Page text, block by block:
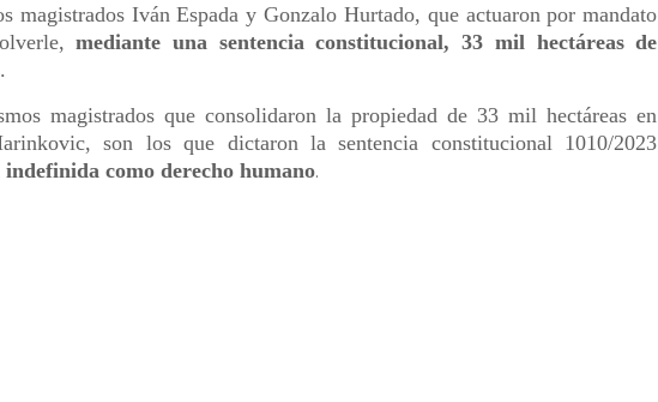
magistrados Iván Espada y Gonzalo Hurtado, que actuaron por mandato
mediante una sentencia constitucional, 33 mil hectáreas de
.
magistrados que consolidaron la propiedad de 33 mil hectáreas en
son los que dictaron la sentencia constitucional 1010/2023
como derecho humano.